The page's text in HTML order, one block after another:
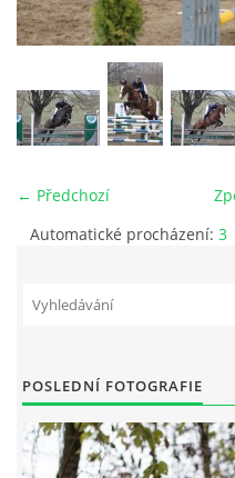
VIDEA
ODKAZY
CENÍK SLUŽEB
PŘISPĚVEK ČUS KARVINA -
NÁHRADNÍ TERMÍN
NEDOSTAVILI NA
← Předchozí
Automatické procházení: 3
POSLEDNÍ FOTOGRAFIE